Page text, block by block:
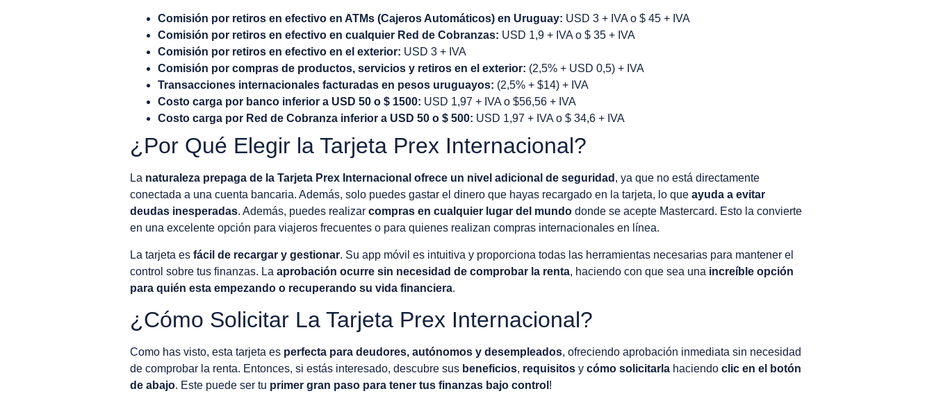
Comisión por retiros en efectivo en ATMs (Cajeros Automáticos) en Uruguay: USD 3 + IVA o $ 45 + IVA
Comisión por retiros en efectivo en cualquier Red de Cobranzas: USD 1,9 + IVA o $ 35 + IVA
Comisión por retiros en efectivo en el exterior: USD 3 + IVA
Comisión por compras de productos, servicios y retiros en el exterior: (2,5% + USD 0,5) + IVA
Transacciones internacionales facturadas en pesos uruguayos: (2,5% + $14) + IVA
Costo carga por banco inferior a USD 50 o $ 1500: USD 1,97 + IVA o $56,56 + IVA
Costo carga por Red de Cobranza inferior a USD 50 o $ 500: USD 1,97 + IVA o $ 34,6 + IVA
¿Por Qué Elegir la Tarjeta Prex Internacional?
La naturaleza prepaga de la Tarjeta Prex Internacional ofrece un nivel adicional de seguridad , ya que no está directamente
conectada a una cuenta bancaria. Además, solo puedes gastar el dinero que hayas recargado en la tarjeta, lo que ayuda a evitar
deudas inesperadas. Además, puedes realizar compras en cualquier lugar del mundo donde se acepte Mastercard. Esto la convierte
en una excelente opción para viajeros frecuentes o para quienes realizan compras internacionales en línea.
La tarjeta es fácil de recargar y gestionar. Su app móvil es intuitiva y proporciona todas las herramientas necesarias para mantener el
control sobre tus finanzas. La aprobación ocurre sin necesidad de comprobar la renta, haciendo con que sea una increíble opción
para quién esta empezando o recuperando su vida financiera.
¿Cómo Solicitar La Tarjeta Prex Internacional?
Como has visto, esta tarjeta es perfecta para deudores, autónomos y desempleados, ofreciendo aprobación inmediata sin necesidad
de comprobar la renta. Entonces, si estás interesado, descubre sus beneficios, requisitos y cómo solicitarla haciendo clic en el botón
de abajo. Este puede ser tu primer gran paso para tener tus finanzas bajo control !